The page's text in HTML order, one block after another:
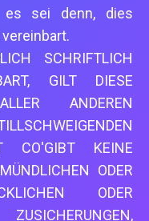
es sei denn, dies
SCHRIFTLICH
GILT DIESE
ANDEREN
CO'GIBT KEINE
ODER
ODER